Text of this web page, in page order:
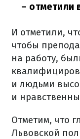
– отметили
И отметили,
чтобы
на работу,
и людьми
и
Отметим, что
Львовской